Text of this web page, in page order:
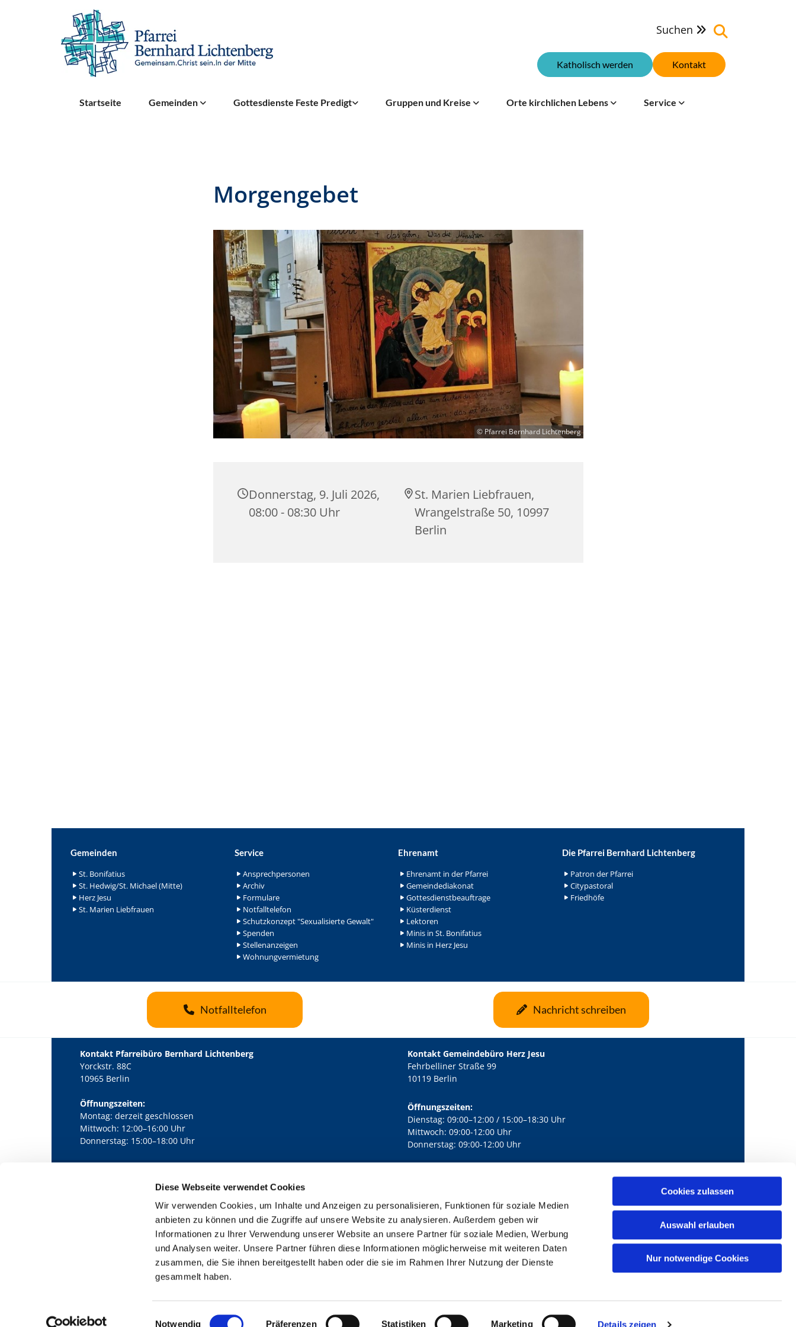
Diese Webseite verwendet Cookies
Wir verwenden Cookies, um Inhalte und Anzeigen zu personalisieren, Funktionen für soziale Medien
anbieten zu können und die Zugriffe auf unsere Website zu analysieren. Außerdem geben wir
Informationen zu Ihrer Verwendung unserer Website an unsere Partner für soziale Medien, Werbung
und Analysen weiter. Unsere Partner führen diese Informationen möglicherweise mit weiteren Daten
zusammen, die Sie ihnen bereitgestellt haben oder die sie im Rahmen Ihrer Nutzung der Dienste
gesammelt haben.
Notwendig Präferenzen Statistiken Marketing Details zeigen
Cookies zulassen
Auswahl erlauben
Nur notwendige Cookies
Suchen 
Kontakt
Katholisch werden
Startseite Gemeinden Gottesdienste Feste Predigt Gruppen und Kreise Orte kirchlichen Lebens Service
Morgengebet
© Pfarrei Bernhard Lichtenberg
Donnerstag, 9. Juli 2026,
08:00 - 08:30 Uhr
St. Marien Liebfrauen,
Wrangelstraße 50, 10997
Berlin
Gemeinden
St. Bonifatius
St. Hedwig/St. Michael (Mitte)
Herz Jesu
St. Marien Liebfrauen
Service
Ansprechpersonen
Archiv
Formulare
Notfalltelefon
Schutzkonzept "Sexualisierte Gewalt"
Spenden
Stellenanzeigen
Wohnungvermietung
Ehrenamt
Ehrenamt in der Pfarrei
Gemeindediakonat
Gottesdienstbeauftrage
Küsterdienst
Lektoren
Minis in St. Bonifatius
Minis in Herz Jesu
Die Pfarrei Bernhard Lichtenberg
Patron der Pfarrei
Citypastoral
Friedhöfe
Notfalltelefon Nachricht schreiben
Kontakt Pfarreibüro Bernhard Lichtenberg
Yorckstr. 88C
10965 Berlin
Öffnungszeiten:
Montag: derzeit geschlossen
Mittwoch: 12:00–16:00 Uhr
Donnerstag: 15:00–18:00 Uhr
Kontakt Gemeindebüro Herz Jesu
Fehrbelliner Straße 99
10119 Berlin
Öffnungszeiten:
Dienstag: 09:00–12:00 / 15:00–18:30 Uhr
Mittwoch: 09:00-12:00 Uhr
Donnerstag: 09:00-12:00 Uhr
Kath. Kirchengemeinde Pfarrei Bernhard Lichtenberg Berlin-Mitte · Yorckstr. 88C, 10965 Berlin mail@bernhard-lichtenberg.berlin
Kontaktinformationen Impressum